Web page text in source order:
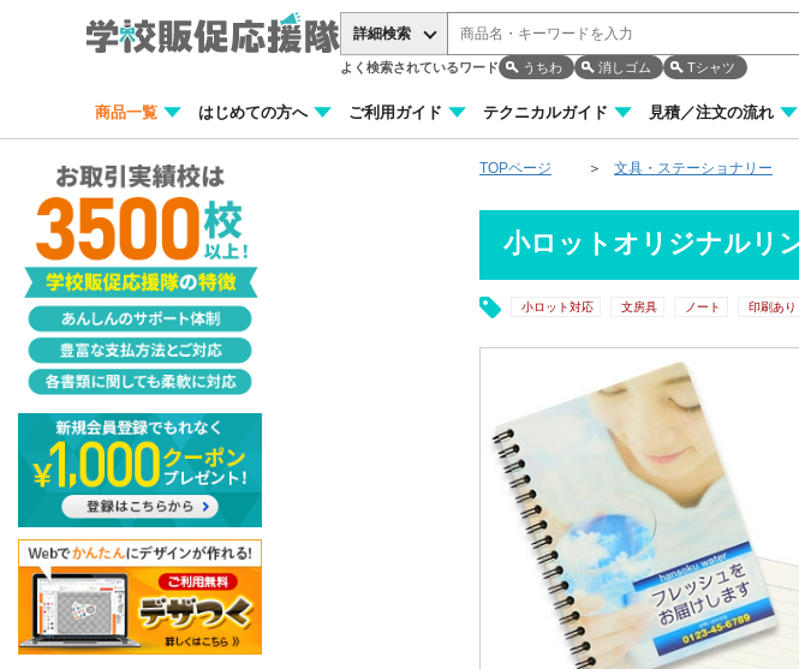
詳細検索
よく検索されているワード うちわ 消しゴム Tシャツ
商品一覧 はじめての方へ ご利用ガイド テクニカルガイド 見積／注文の流れ
TOPページ 文具・ステーショナリー
小ロットオリジナルリ
小ロット対応 文房具 ノート 印刷あり